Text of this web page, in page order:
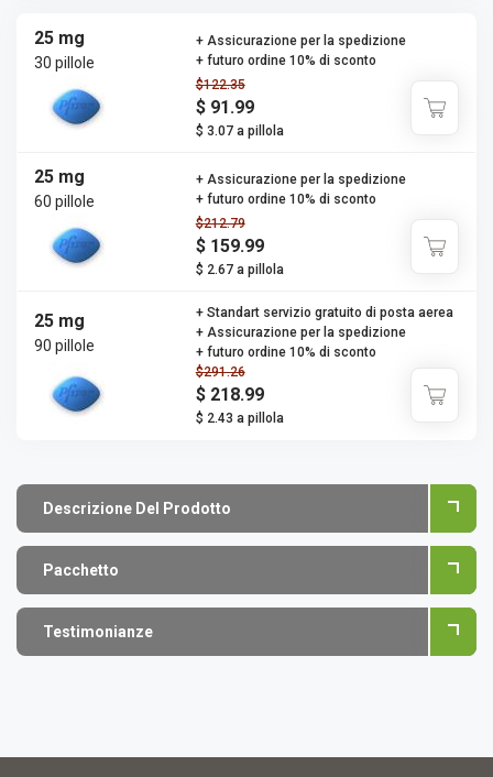
25 mg
30 pillole
$122.35
$ 91.99
$ 3.07 a pillola
+ Assicurazione per la spedizione
+ futuro ordine 10% di sconto
25 mg
60 pillole
$212.79
$ 159.99
$ 2.67 a pillola
+ Assicurazione per la spedizione
+ futuro ordine 10% di sconto
25 mg
90 pillole
$291.26
$ 218.99
$ 2.43 a pillola
+ Standart servizio gratuito di posta aerea
+ Assicurazione per la spedizione
+ futuro ordine 10% di sconto
Descrizione Del Prodotto
Pacchetto
Testimonianze